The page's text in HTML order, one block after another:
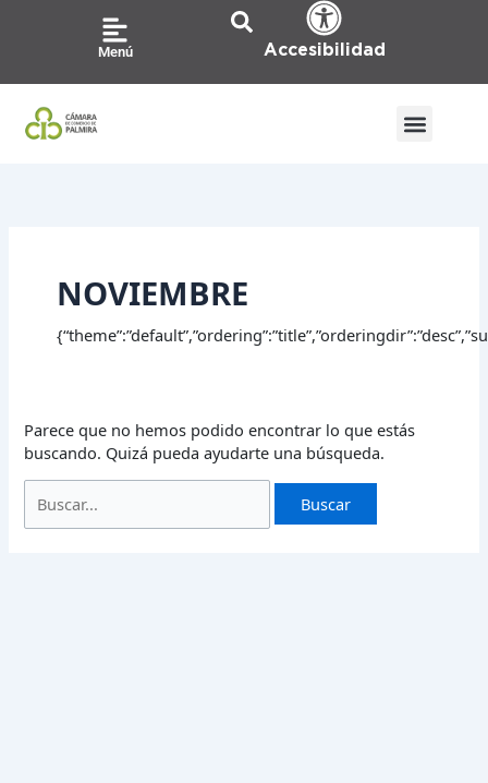
Menú Accesibilidad
NOVIEMBRE
Parece que no hemos podido encontrar lo que estás
buscando. Quizá pueda ayudarte una búsqueda.